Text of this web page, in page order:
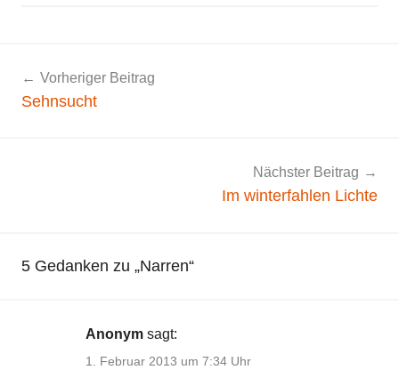
l
Beitragsnavigation
Vorheriger Beitrag
Sehnsucht
Nächster Beitrag
Im winterfahlen Lichte
5 Gedanken zu „Narren“
Anonym sagt:
1. Februar 2013 um 7:34 Uhr